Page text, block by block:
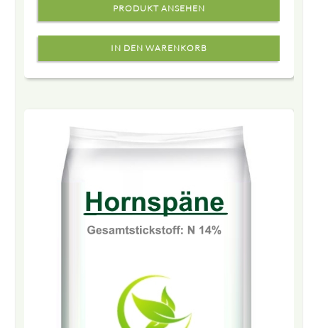
PRODUKT ANSEHEN